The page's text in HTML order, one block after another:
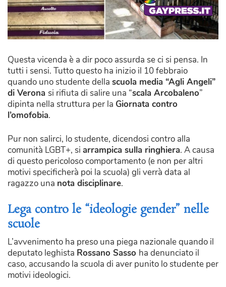
Questa vicenda è a dir poco assurda se ci si pensa. In
tutti i sensi. Tutto questo ha inizio il 10 febbraio
quando uno studente della scuola media “Agli Angeli”
di Verona si rifiuta di salire una “scala Arcobaleno”
dipinta nella struttura per la Giornata contro
l’omofobia.
Pur non salirci, lo studente, dicendosi contro alla
comunità LGBT+, si arrampica sulla ringhiera. A causa
di questo pericoloso comportamento (e non per altri
motivi specificherà poi la scuola) gli verrà data al
ragazzo una nota disciplinare.
Lega contro le “ideologie gender” nelle
scuole
L’avvenimento ha preso una piega nazionale quando il
deputato leghista Rossano Sasso ha denunciato il
caso, accusando la scuola di aver punito lo studente per
motivi ideologici.